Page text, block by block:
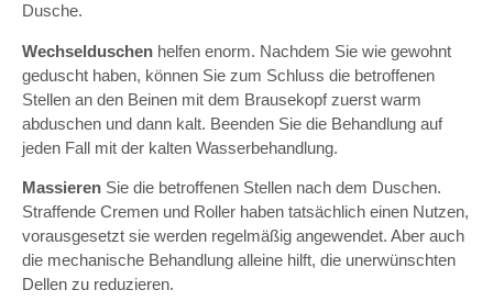
Dusche.
Wechselduschen helfen enorm. Nachdem Sie wie gewohnt
geduscht haben, können Sie zum Schluss die betroffenen
Stellen an den Beinen mit dem Brausekopf zuerst warm
abduschen und dann kalt. Beenden Sie die Behandlung auf
jeden Fall mit der kalten Wasserbehandlung.
Massieren Sie die betroffenen Stellen nach dem Duschen.
Straffende Cremen und Roller haben tatsächlich einen Nutzen,
vorausgesetzt sie werden regelmäßig angewendet. Aber auch
die mechanische Behandlung alleine hilft, die unerwünschten
Dellen zu reduzieren.